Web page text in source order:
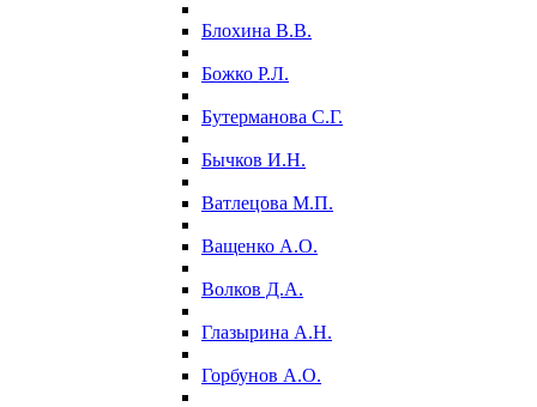
Блохина В.В.
Божко Р.Л.
Бутерманова С.Г.
Бычков И.Н.
Ватлецова М.П.
Ващенко А.О.
Волков Д.А.
Глазырина А.Н.
Горбунов А.О.